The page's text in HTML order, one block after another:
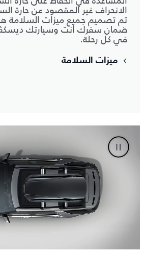
الانحراف غير المقصود عن حارة
تم تصميم جميع ميزات السلامة
ضمان سفرك أنت وسيارتك
في كل رحلة.
ميزات السلامة